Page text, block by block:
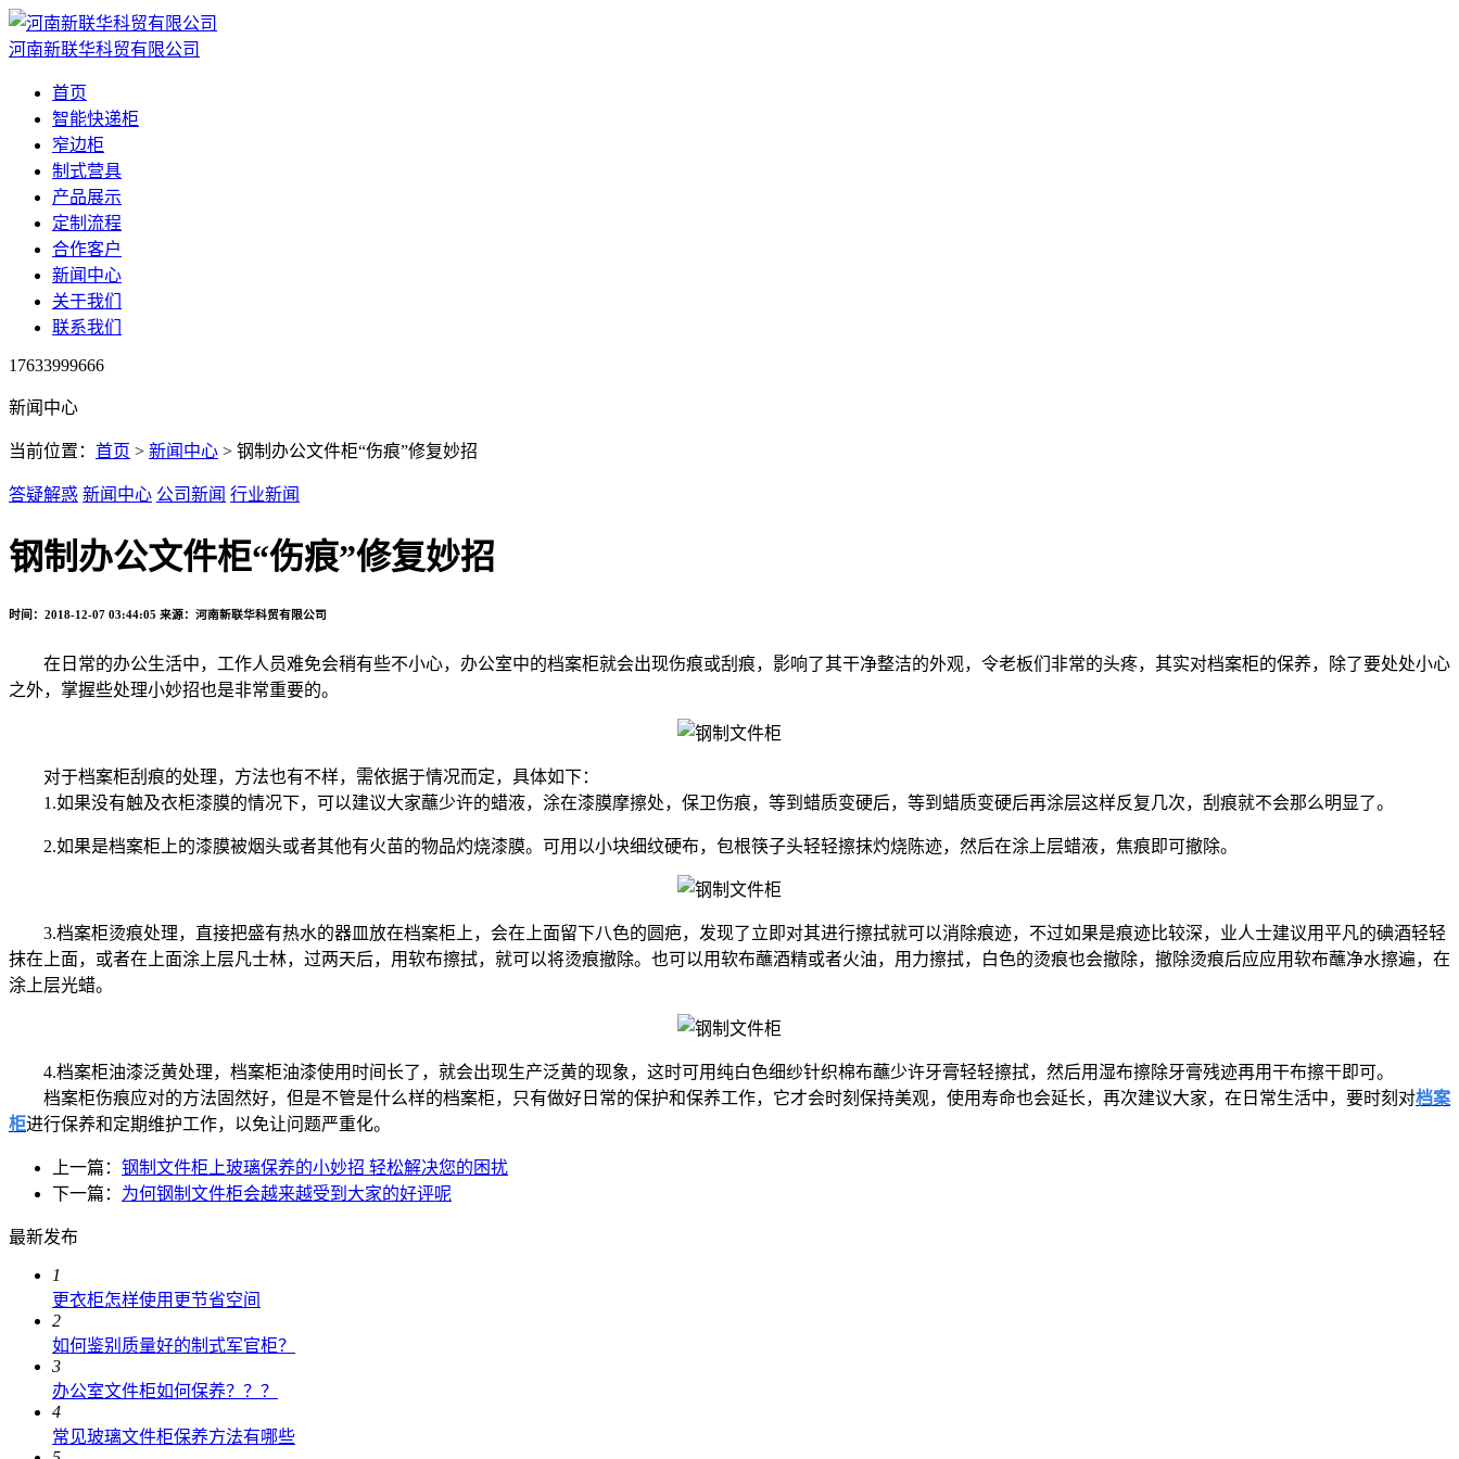
河南新联华科贸有限公司
首页
智能快递柜
窄边柜
制式营具
产品展示
定制流程
合作客户
新闻中心
关于我们
联系我们
17633999666
新闻中心
当前位置： 首页 > 新闻中心 > 钢制办公文件柜“伤痕”修复妙招
答疑解惑 新闻中心 公司新闻 行业新闻
钢制办公文件柜“伤痕”修复妙招
时间：2018-12-07 03:44:05 来源：河南新联华科贸有限公司
在日常的办公生活中，工作人员难免会稍有些不小心，办公室中的档案柜就会出现伤痕或刮痕，影响了其干净整洁的外观，令老板们非常的头疼，其实对档案柜的保养，除了要处处小心
之外，掌握些处理小妙招也是非常重要的。
对于档案柜刮痕的处理，方法也有不样，需依据于情况而定，具体如下：
1.如果没有触及衣柜漆膜的情况下，可以建议大家蘸少许的蜡液，涂在漆膜摩擦处，保卫伤痕，等到蜡质变硬后，等到蜡质变硬后再涂层这样反复几次，刮痕就不会那么明显了。
2.如果是档案柜上的漆膜被烟头或者其他有火苗的物品灼烧漆膜。可用以小块细纹硬布，包根筷子头轻轻擦抹灼烧陈迹，然后在涂上层蜡液，焦痕即可撤除。
3.档案柜烫痕处理，直接把盛有热水的器皿放在档案柜上，会在上面留下八色的圆疤，发现了立即对其进行擦拭就可以消除痕迹，不过如果是痕迹比较深，业人士建议用平凡的碘酒轻轻
抹在上面，或者在上面涂上层凡士林，过两天后，用软布擦拭，就可以将烫痕撤除。也可以用软布蘸酒精或者火油，用力擦拭，白色的烫痕也会撤除，撤除烫痕后应应用软布蘸净水擦遍，在
涂上层光蜡。
4.档案柜油漆泛黄处理，档案柜油漆使用时间长了，就会出现生产泛黄的现象，这时可用纯白色细纱针织棉布蘸少许牙膏轻轻擦拭，然后用湿布擦除牙膏残迹再用干布擦干即可。
档案柜伤痕应对的方法固然好，但是不管是什么样的档案柜，只有做好日常的保护和保养工作，它才会时刻保持美观，使用寿命也会延长，再次建议大家，在日常生活中，要时刻对档案
柜进行保养和定期维护工作，以免让问题严重化。
上一篇： 钢制文件柜上玻璃保养的小妙招 轻松解决您的困扰
下一篇： 为何钢制文件柜会越来越受到大家的好评呢
最新发布
1
更衣柜怎样使用更节省空间
2
如何鉴别质量好的制式军官柜？
3
办公室文件柜如何保养？？？
4
常见玻璃文件柜保养方法有哪些